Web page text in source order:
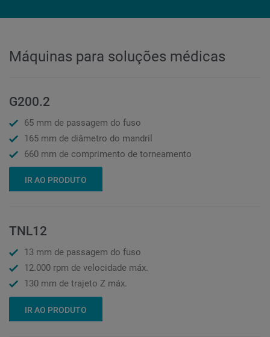
Máquinas para soluções médicas
G200.2
65 mm de passagem do fuso
165 mm de diâmetro do mandril
660 mm de comprimento de torneamento
IR AO PRODUTO
TNL12
13 mm de passagem do fuso
12.000 rpm de velocidade máx.
130 mm de trajeto Z máx.
IR AO PRODUTO